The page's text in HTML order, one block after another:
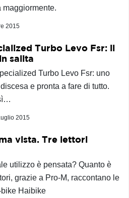
maggiormente.
2015
Turbo Levo Fsr: il
salita
Turbo Levo Fsr: uno
e pronta a fare di tutto.
2015
vista. Tre lettori
utilizzo è pensata? Quanto è
grazie a Pro-M, raccontano le
Haibike